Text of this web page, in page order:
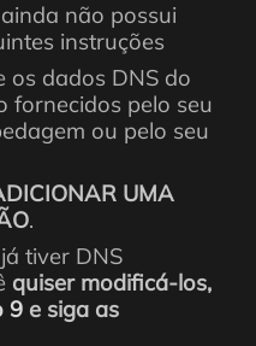
não possui
instruções
os dados DNS do
fornecidos pelo seu
ou pelo seu
UMA
.
tiver DNS
quiser modificá-los,
9 e siga as